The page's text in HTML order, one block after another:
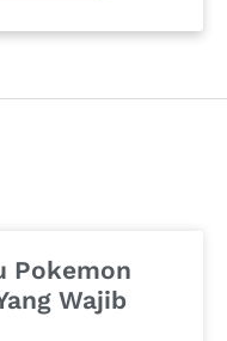
Pokemon
Wajib